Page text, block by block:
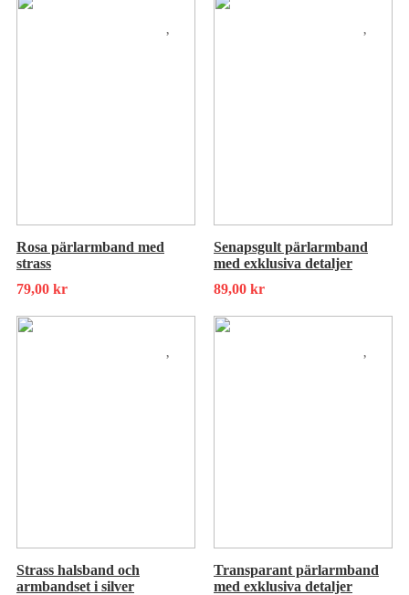
Rosa pärlarmband med
strass
79,00 kr
Senapsgult pärlarmband
med exklusiva detaljer
89,00 kr
Strass halsband och
armbandset i silver
Transparant pärlarmband
med exklusiva detaljer